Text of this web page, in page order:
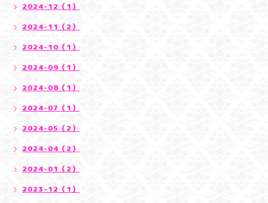
2024-12（1）
2024-11（2）
2024-10（1）
2024-09（1）
2024-08（1）
2024-07（1）
2024-05（2）
2024-04（2）
2024-01（2）
2023-12（1）